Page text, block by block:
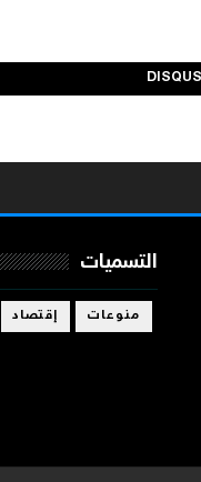
DISQUS
التسميات
منوعات إقتصاد